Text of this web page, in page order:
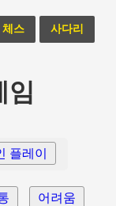
체스 사다리
임
플레이
어려움